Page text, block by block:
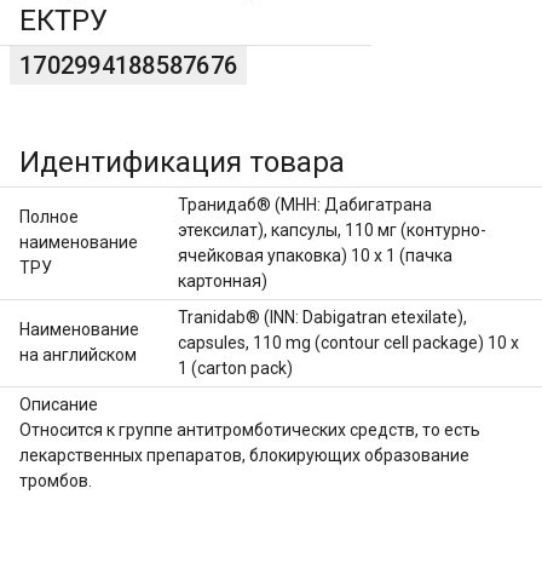
ЕКТРУ
1702994188587676
Идентификация товара
Полное
наименование
ТРУ
Транидаб® (МНН: Дабигатрана
этексилат), капсулы, 110 мг (контурно-
ячейковая упаковка) 10 х 1 (пачка
картонная)
Наименование
на английском
Tranidab® (INN: Dabigatran etexilate),
capsules, 110 mg (contour cell package) 10 x
1 (carton pack)
Описание
Относится к группе антитромботических средств, то есть
лекарственных препаратов, блокирующих образование
тромбов.